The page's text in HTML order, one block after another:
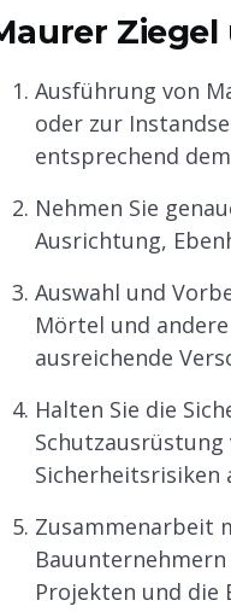
Ausführung von
oder zur
entsprechend
Nehmen Sie
Ausrichtung,
Auswahl und
Mörtel und
ausreichende
Halten Sie die
Sicherheitsrisiken
Zusammenarbeit
Projekten und die